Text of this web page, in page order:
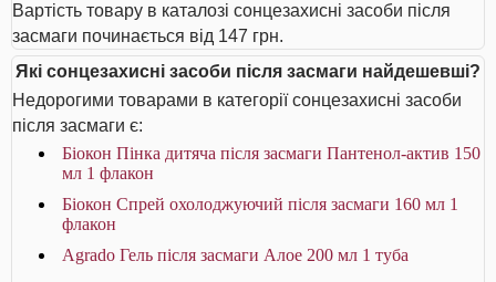
Вартість товару в каталозі сонцезахисні засоби після
засмаги починається від 147 грн.
Які сонцезахисні засоби після засмаги найдешевші?
Недорогими товарами в категорії сонцезахисні засоби
після засмаги є:
Біокон Пінка дитяча після засмаги Пантенол-актив 150
мл 1 флакон
Біокон Спрей охолоджуючий після засмаги 160 мл 1
флакон
Agrado Гель після засмаги Алое 200 мл 1 туба